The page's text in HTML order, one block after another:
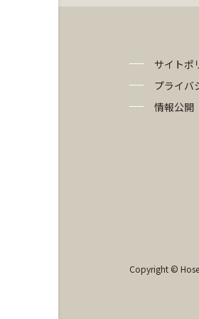
サイトポ
プライバ
情報公開
Copyright ©